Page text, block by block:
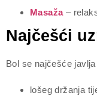
Masaža–
Najčešći
Bol se najčešće
lošeg držanja